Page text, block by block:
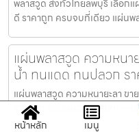
พลาสวูด ส่งทั่วไทยลพบุรี เลือก
ดี ราคาถูก ครบจบที่เดียว แผ่น
แผ่นพลาสวูด ความหน
น้ำ ทนแดด ทนปลวก ร
แผ่นพลาสวูด ความหนายะลา
ราคาถูก แผ่นพลาสวูด.com —บ
หน้าหลัก
เมนู